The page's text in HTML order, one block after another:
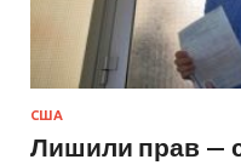
США
Лишили прав —